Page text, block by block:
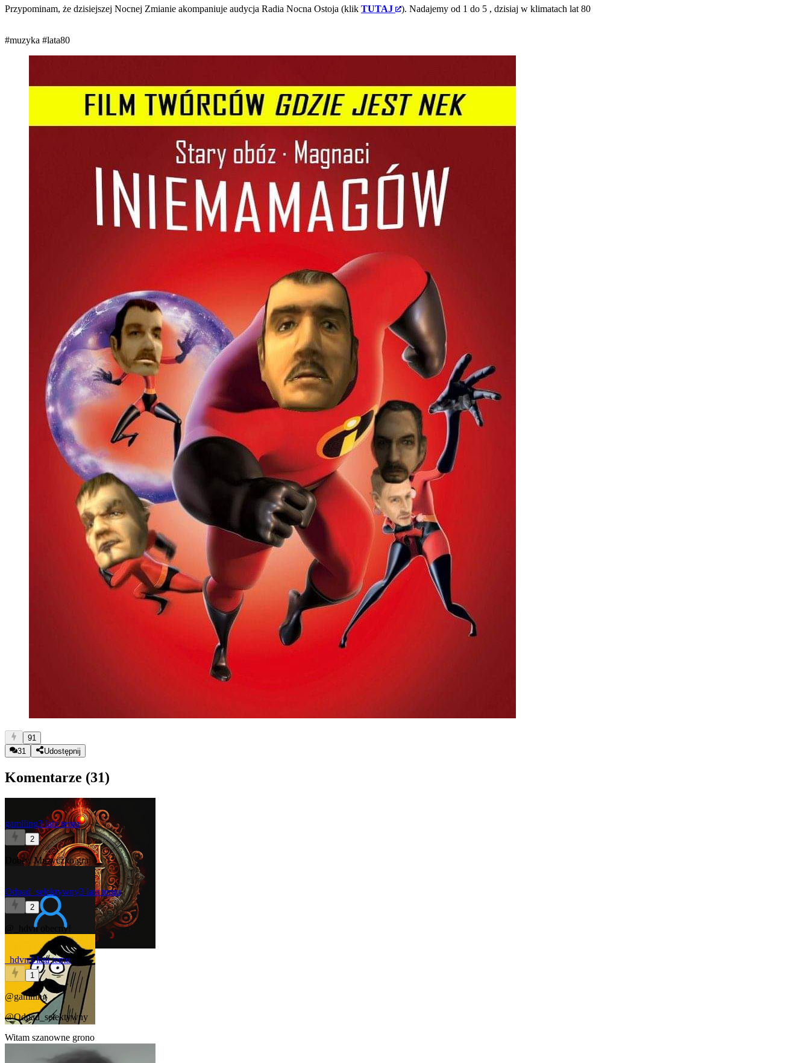
Przypominam, że dzisiejszej Nocnej Zmianie akompaniuje audycja Radia Nocna Ostoja (klik TUTAJ ). Nadajemy od 1 do 5 , dzisiaj w klimatach lat 80
#muzyka #lata80
91
31
Udostępnij
Komentarze (31)
gamlling3 lata temu
2
Dobry. Muzyczko graj
Odpad_selektywny3 lata temu
2
@_hdvn obecny!
_hdvn3 lata temu
1
@gamlling
@Odpad_selektywny
Witam szanowne grono